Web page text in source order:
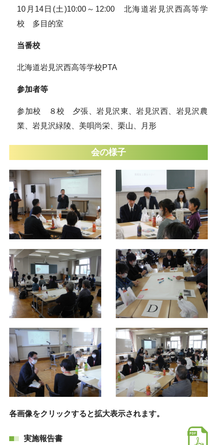
10月14日(土)10:00～12:00 北海道岩見沢西高等学
校 多目的室
当番校
北海道岩見沢西高等学校PTA
参加者等
参加校 ８校 夕張、岩見沢東、岩見沢西、岩見沢農
業、岩見沢緑陵、美唄尚栄、栗山、月形
会の様子
各画像をクリックすると拡大表示されます。
実施報告書